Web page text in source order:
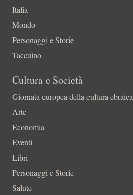
Italia
Mondo
Personaggi e Storie
Taccuino
Cultura e Società
Giornata europea della cultura ebraica
Arte
Economia
Eventi
Libri
Personaggi e Storie
Salute